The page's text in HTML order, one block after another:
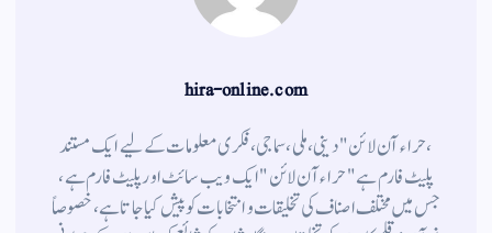
hira-online.com
،حراء آن لائن" دینی ، ملی ، سماجی ، فکری معلومات کے لیے ایک مستند
پلیٹ فارم ہے " حراء آن لائن " ایک ویب سائٹ اور پلیٹ فارم ہے ،
جس میں مختلف اصناف کی تخلیقات و انتخابات کو پیش کیا جاتا ہے ، خصوصاً